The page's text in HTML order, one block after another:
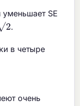
SE
ен.
в четыре
очень